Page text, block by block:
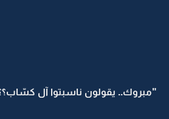
"مبروك.. يقولون ناسبتوا آل